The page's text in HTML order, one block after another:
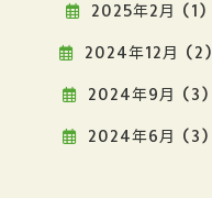
2025年2月 (1)
2024年12月 (2)
2024年9月 (3)
2024年6月 (3)